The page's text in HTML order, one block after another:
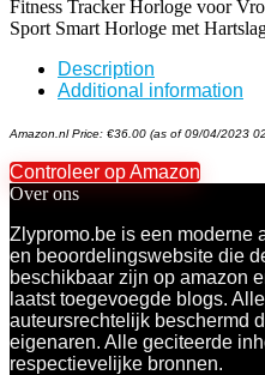
Fitness Tracker Horloge voor
Sport Smart Horloge met
Description
Additional information
Amazon.nl Price: €36.00 (as of 09/04/2023
Controleer op Amazon
Over ons
Zlypromo.be is een moderne
en beoordelingswebsite die
beschikbaar zijn op amazon
laatst toegevoegde blogs.
auteursrechtelijk beschermd
eigenaren. Alle geciteerde
respectievelijke bronnen.